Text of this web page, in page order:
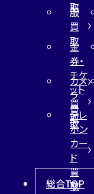
取
服
買
取
金
券・
チケ
ット
買
取
カメ
ラ
買
取
テレ
ホン
カー
ド
買
取
総合TOP